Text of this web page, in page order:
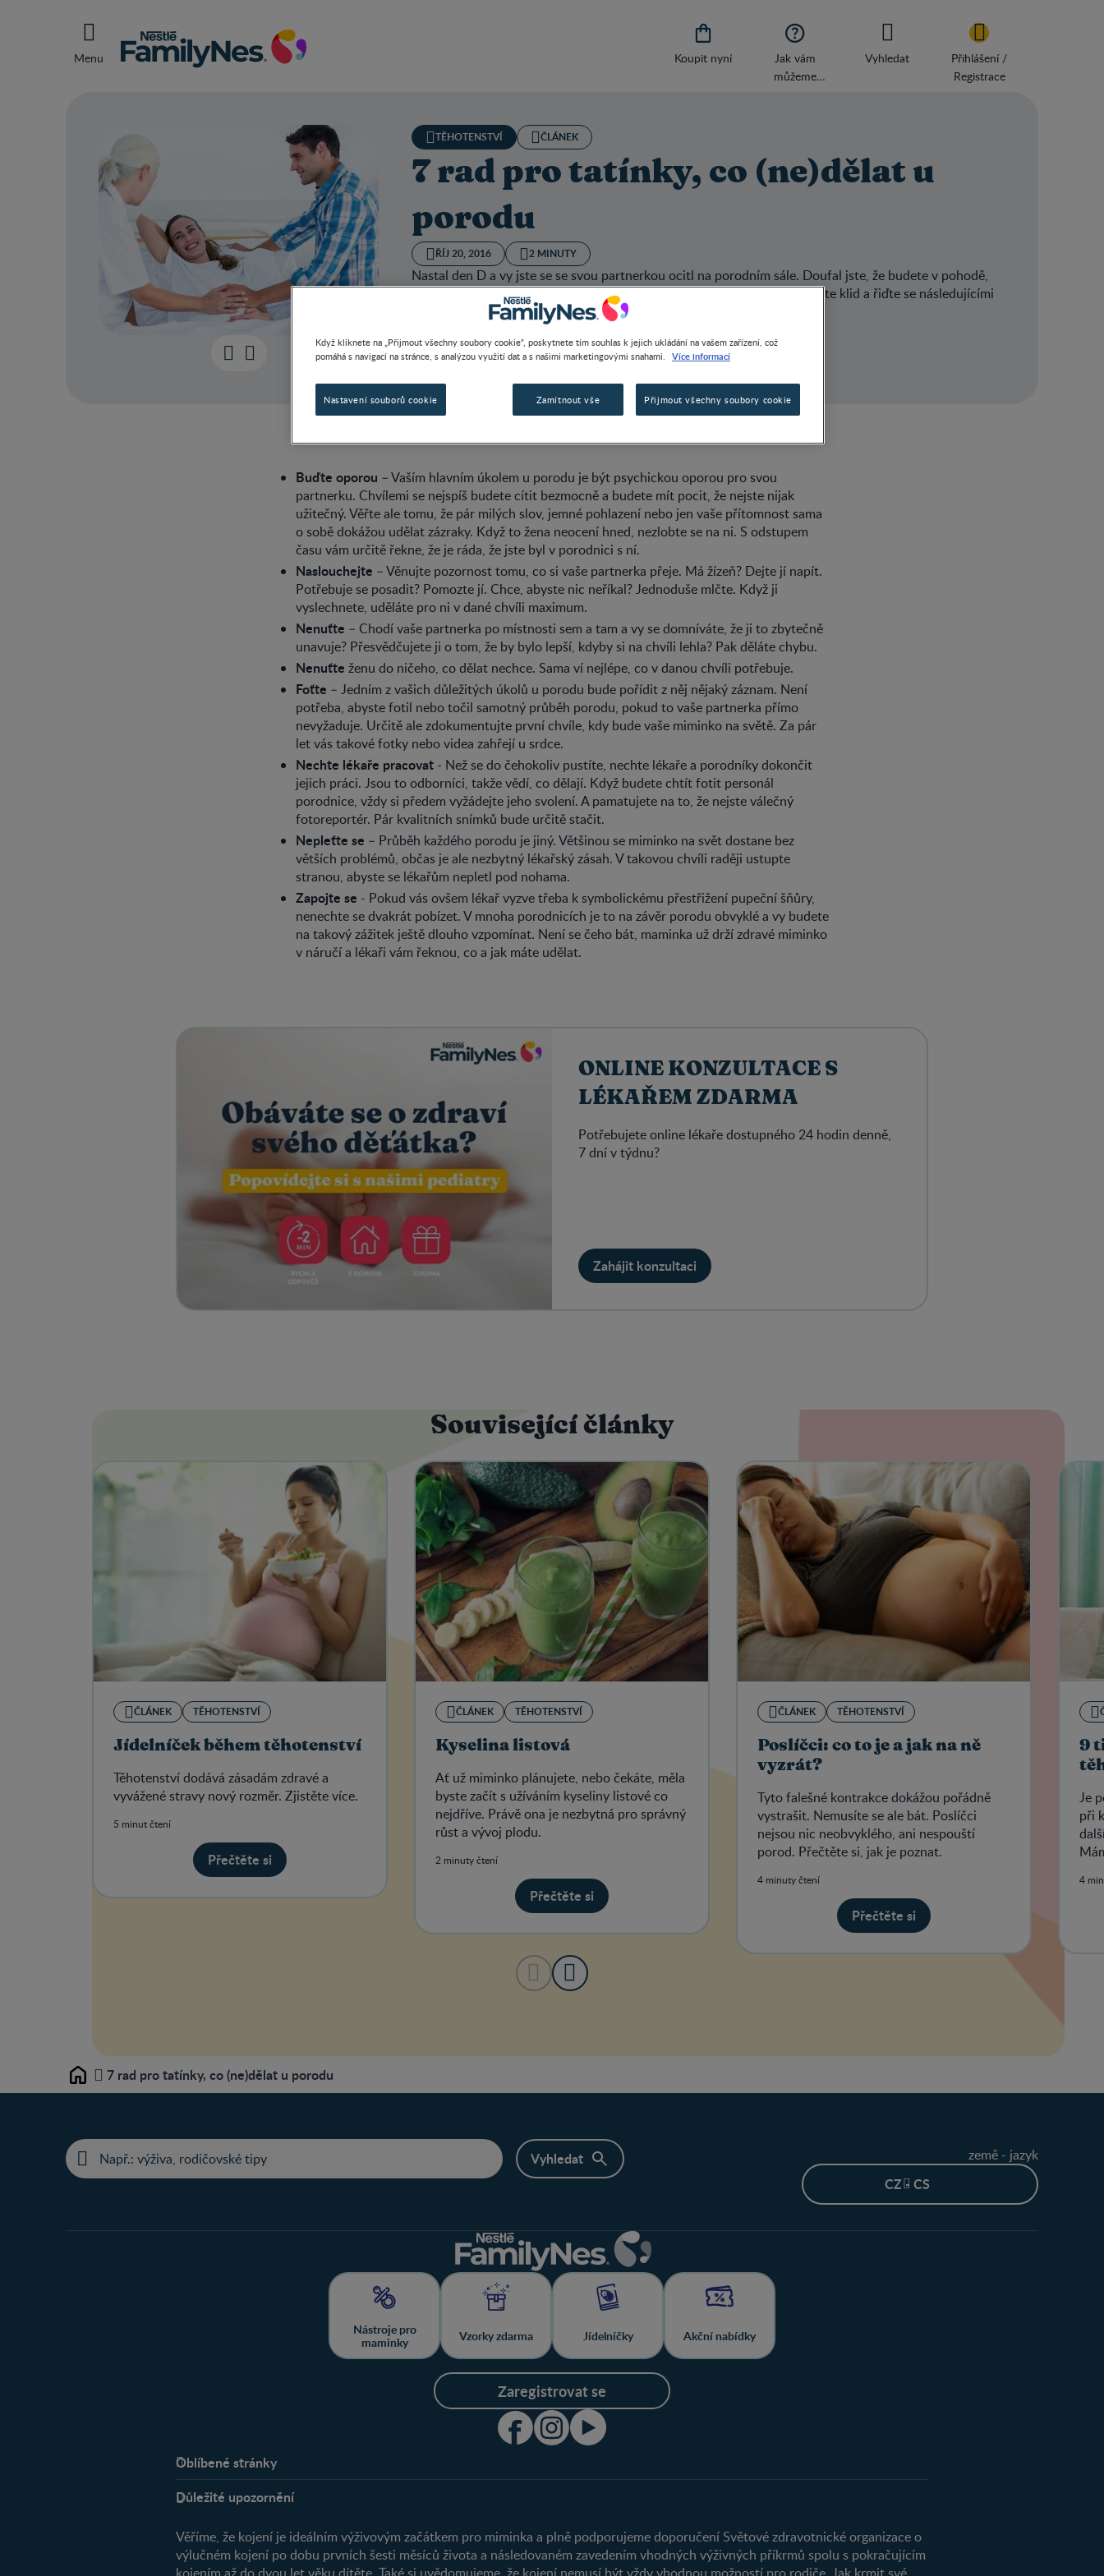
Menu

Koupit nyní

Jak vám
můžeme
Vyhledat
Přihlášení /
Registrace
TĚHOTENSTVÍ ČLÁNEK
7 rad pro tatínky, co (ne)dělat u
porodu
ŘÍJ 20, 2016 2 MINUTY
Nastal den D a vy jste se se svou partnerkou ocitl na porodním sále. Doufal jste, že budete v pohodě,
ale najednou vám vyschlo v krku a začínají se vám klepat ruce? Zachovejte klid a řiďte se následujícími
Buďte oporou – Vaším hlavním úkolem u porodu je být psychickou oporou pro svou
partnerku. Chvílemi se nejspíš budete cítit bezmocně a budete mít pocit, že nejste nijak
užitečný. Věřte ale tomu, že pár milých slov, jemné pohlazení nebo jen vaše přítomnost sama
o sobě dokážou udělat zázraky. Když to žena neocení hned, nezlobte se na ni. S odstupem
času vám určitě řekne, že je ráda, že jste byl v porodnici s ní.
Naslouchejte – Věnujte pozornost tomu, co si vaše partnerka přeje. Má žízeň? Dejte jí napít.
Potřebuje se posadit? Pomozte jí. Chce, abyste nic neříkal? Jednoduše mlčte. Když ji
vyslechnete, uděláte pro ni v dané chvíli maximum.
Nenuťte – Chodí vaše partnerka po místnosti sem a tam a vy se domníváte, že ji to zbytečně
unavuje? Přesvědčujete ji o tom, že by bylo lepší, kdyby si na chvíli lehla? Pak děláte chybu.
Nenuťte ženu do ničeho, co dělat nechce. Sama ví nejlépe, co v danou chvíli potřebuje.
Foťte – Jedním z vašich důležitých úkolů u porodu bude pořídit z něj nějaký záznam. Není
potřeba, abyste fotil nebo točil samotný průběh porodu, pokud to vaše partnerka přímo
nevyžaduje. Určitě ale zdokumentujte první chvíle, kdy bude vaše miminko na světě. Za pár
let vás takové fotky nebo videa zahřejí u srdce.
Nechte lékaře pracovat- Než se do čehokoliv pustíte, nechte lékaře a porodníky dokončit
jejich práci. Jsou to odborníci, takže vědí, co dělají. Když budete chtít fotit personál
porodnice, vždy si předem vyžádejte jeho svolení. A pamatujete na to, že nejste válečný
fotoreportér. Pár kvalitních snímků bude určitě stačit.
Nepleťte se – Průběh každého porodu je jiný. Většinou se miminko na svět dostane bez
větších problémů, občas je ale nezbytný lékařský zásah. V takovou chvíli raději ustupte
stranou, abyste se lékařům nepletl pod nohama.
Zapojte se - Pokud vás ovšem lékař vyzve třeba k symbolickému přestřižení pupeční šňůry,
nenechte se dvakrát pobízet. V mnoha porodnicích je to na závěr porodu obvyklé a vy budete
na takový zážitek ještě dlouho vzpomínat. Není se čeho bát, maminka už drží zdravé miminko
v náručí a lékaři vám řeknou, co a jak máte udělat.
ONLINE KONZULTACE S
LÉKAŘEM ZDARMA
Potřebujete online lékaře dostupného 24 hodin denně,
7 dní v týdnu?
Zahájit konzultaci
Související články
ČLÁNEK TĚHOTENSTVÍ
Jídelníček během těhotenství
Těhotenství dodává zásadám zdravé a
vyvážené stravy nový rozměr. Zjistěte více.
5 minut čtení
Přečtěte si
ČLÁNEK TĚHOTENSTVÍ
Kyselina listová
Ať už miminko plánujete, nebo čekáte, měla
byste začít s užíváním kyseliny listové co
nejdříve. Právě ona je nezbytná pro správný
růst a vývoj plodu.
2 minuty čtení
Přečtěte si
ČLÁNEK TĚHOTENSTVÍ
Poslíčci: co to je a jak na ně
vyzrát?
Tyto falešné kontrakce dokážou pořádně
vystrašit. Nemusíte se ale bát. Poslíčci
nejsou nic neobvyklého, ani nespouští
porod. Přečtěte si, jak je poznat.
4 minuty čtení
Přečtěte si
9
Je
při
4
Home 7 rad pro tatínky, co (ne)dělat u porodu
země - jazyk
CZ - CS
Nástroje pro
maminky
Vzorky zdarma Jídelníčky Akční nabídky
Zaregistrovat se
Oblíbené stránky
O nás
Můj účet
Registrace
Důležité upozornění
Věříme, že kojení je ideálním výživovým začátkem pro miminka a plně podporujeme doporučení Světové zdravotnické organizace o
výlučném kojení po dobu prvních šesti měsíců života a následovaném zavedením vhodných výživných příkrmů spolu s pokračujícím
Když kliknete na „Přijmout všechny soubory cookie“, poskytnete tím souhlas k jejich ukládání na vašem zařízení, což
pomáhá s navigací na stránce, s analýzou využití dat a s našimi marketingovými snahami.
Více informací
Nastavení souborů cookie Zamítnout vše Přijmout všechny soubory cookie